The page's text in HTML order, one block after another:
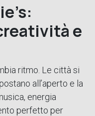
e
ritmo. Le città si
all’aperto e la
energia
perfetto per